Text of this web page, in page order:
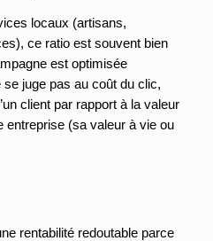
locaux (artisans,
ce ratio est souvent bien
est optimisée
juge pas au coût du clic,
client par rapport à la valeur
entreprise (sa valeur à vie ou
rentabilité redoutable parce